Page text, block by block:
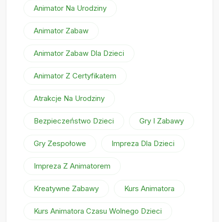
Animator Na Urodziny
Animator Zabaw
Animator Zabaw Dla Dzieci
Animator Z Certyfikatem
Atrakcje Na Urodziny
Bezpieczeństwo Dzieci Gry I Zabawy
Gry Zespołowe Impreza Dla Dzieci
Impreza Z Animatorem
Kreatywne Zabawy Kurs Animatora
Kurs Animatora Czasu Wolnego Dzieci